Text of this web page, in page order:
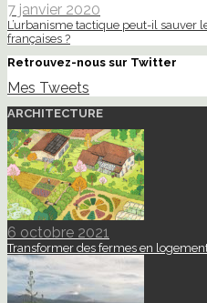
7 janvier 2020
L’urbanisme tactique peut-il sauver
françaises ?
Retrouvez-nous sur Twitter
Mes Tweets
ARCHITECTURE
6 octobre 2021
Transformer des fermes en